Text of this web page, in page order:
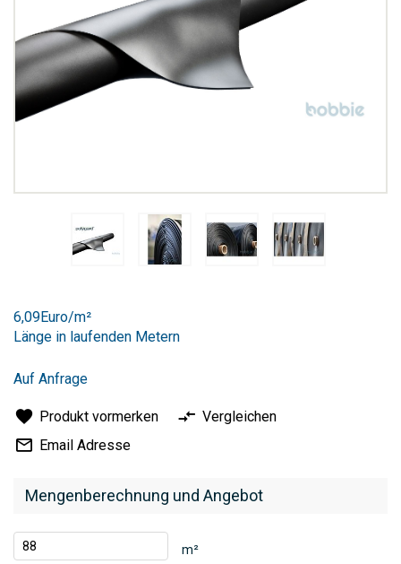
der
Bildergalerie
Mengenberechnung und Angebot
m²
6,09Euro/m²
Länge in laufenden Metern
Auf Anfrage
Produkt vormerken
Vergleichen
Email Adresse